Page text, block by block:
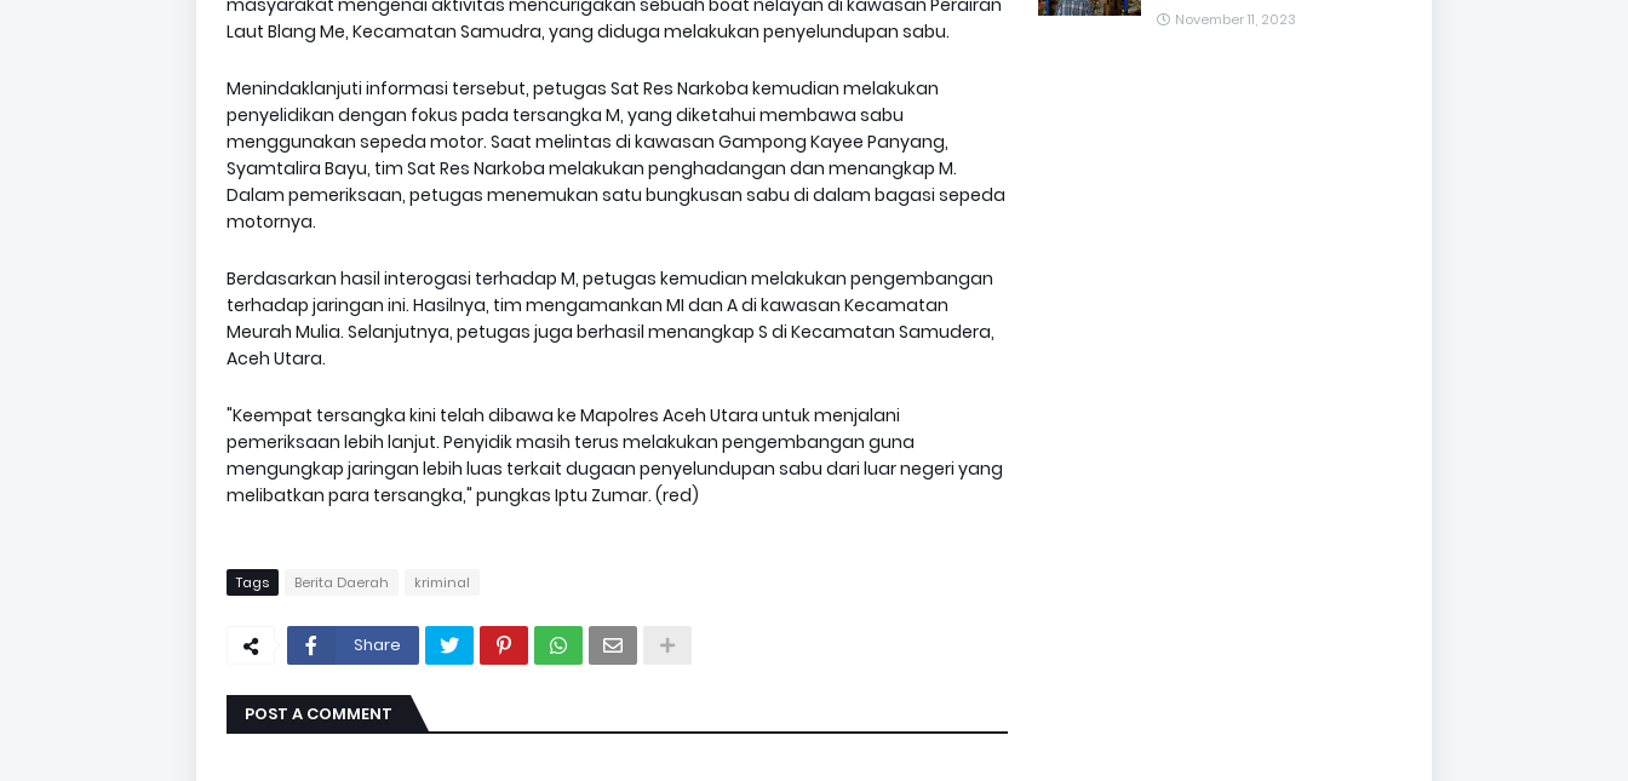
masyarakat mengenai aktivitas mencurigakan sebuah boat nelayan di kawasan Perairan
Laut Blang Me, Kecamatan Samudra, yang diduga melakukan penyelundupan sabu.
Menindaklanjuti informasi tersebut, petugas Sat Res Narkoba kemudian melakukan
penyelidikan dengan fokus pada tersangka M, yang diketahui membawa sabu
menggunakan sepeda motor. Saat melintas di kawasan Gampong Kayee Panyang,
Syamtalira Bayu, tim Sat Res Narkoba melakukan penghadangan dan menangkap M.
Dalam pemeriksaan, petugas menemukan satu bungkusan sabu di dalam bagasi sepeda
motornya.
Berdasarkan hasil interogasi terhadap M, petugas kemudian melakukan pengembangan
terhadap jaringan ini. Hasilnya, tim mengamankan MI dan A di kawasan Kecamatan
Meurah Mulia. Selanjutnya, petugas juga berhasil menangkap S di Kecamatan Samudera,
Aceh Utara.
"Keempat tersangka kini telah dibawa ke Mapolres Aceh Utara untuk menjalani
pemeriksaan lebih lanjut. Penyidik masih terus melakukan pengembangan guna
mengungkap jaringan lebih luas terkait dugaan penyelundupan sabu dari luar negeri yang
melibatkan para tersangka," pungkas Iptu Zumar. (red)
Tags Berita Daerah kriminal
Share
POST A COMMENT
November 11, 2023